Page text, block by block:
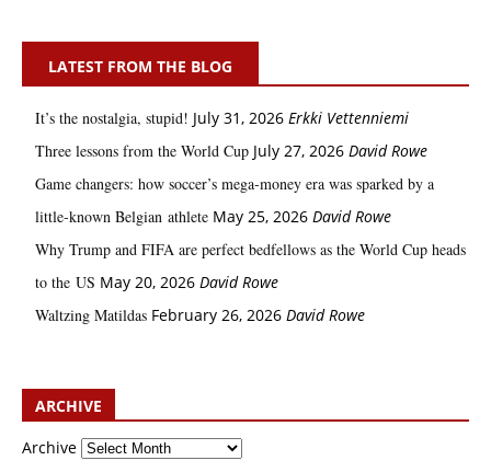
LATEST FROM THE BLOG
It’s the nostalgia, stupid! July 31, 2026 Erkki Vetten­­niemi
Three lessons from the World Cup July 27, 2026 David Rowe
Game changers: how soccer’s mega‑money era was sparked by a
little‑known Belgian athlete May 25, 2026 David Rowe
Why Trump and FIFA are perfect bedfellows as the World Cup heads
to the US May 20, 2026 David Rowe
Waltzing Matildas February 26, 2026 David Rowe
ARCHIVE
Archive